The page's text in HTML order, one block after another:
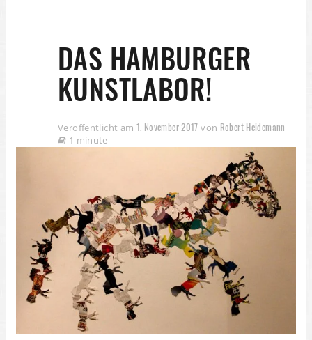
DAS HAMBURGER
KUNSTLABOR!
Veröffentlicht am 1. November 2017 von Robert Heidemann
1 minute